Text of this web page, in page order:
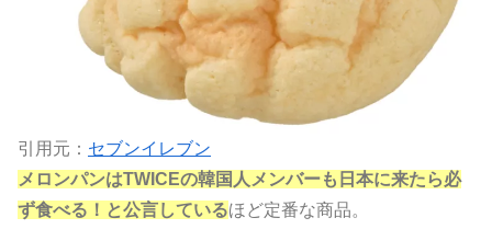
引用元： セブンイレブン
メロンパンはTWICEの韓国人メンバーも日本に来たら必
ず食べる！と公言しているほど定番な商品。